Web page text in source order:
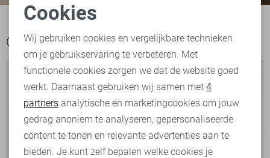
Ook het bekijken waard
Noodzakelijke cookies
Personalisatie cookies
Analytische cookies
Marketing cookies
Cookies
Wij gebruiken cookies en vergelijkbare technieken
om je gebruikservaring te verbeteren. Met
functionele cookies zorgen we dat de website goed
werkt. Daarnaast gebruiken wij samen met 4
partners analytische en marketingcookies om jouw
gedrag anoniem te analyseren, gepersonaliseerde
content te tonen en relevante advertenties aan te
bieden. Je kunt zelf bepalen welke cookies je